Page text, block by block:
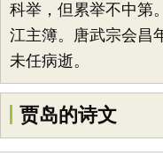
科举，但累举不中第
江主簿。唐武宗会昌
未任病逝。
贾岛的诗文